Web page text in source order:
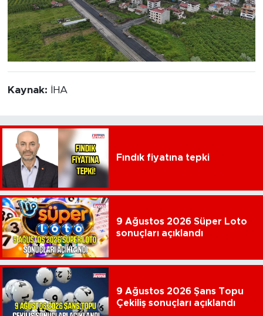
Kaynak: İHA
Fındık fiyatına tepki
9 Ağustos 2026 Süper Loto
sonuçları açıklandı
9 Ağustos 2026 Şans Topu
Çekiliş sonuçları açıklandı